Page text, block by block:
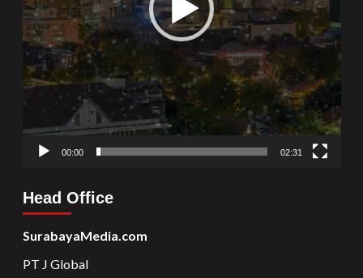
00:00 02:31
Head Office
SurabayaMedia.com
PT J Global